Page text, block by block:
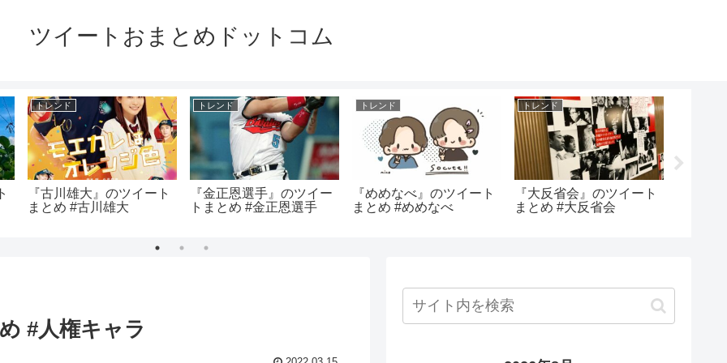
ツイートおまとめドットコム
トレンド
『古川雄大』のツイート
まとめ #古川雄大
トレンド
『金正恩選手』のツイー
トまとめ #金正恩選手
トレンド
『めめなべ』のツイート
まとめ #めめなべ
トレンド
『大反省会』のツイート
まとめ #大反省会
#人権キャラ